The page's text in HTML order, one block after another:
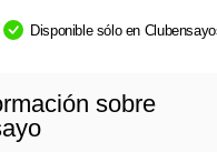
Disponible sólo en
sobre